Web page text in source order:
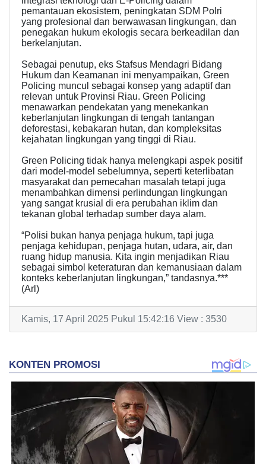
pemantauan ekosistem, peningkatan SDM Polri
yang profesional dan berwawasan lingkungan, dan
penegakan hukum ekologis secara berkeadilan dan
berkelanjutan.
Sebagai penutup, eks Stafsus Mendagri Bidang
Hukum dan Keamanan ini menyampaikan, Green
Policing muncul sebagai konsep yang adaptif dan
relevan untuk Provinsi Riau. Green Policing
menawarkan pendekatan yang menekankan
keberlanjutan lingkungan di tengah tantangan
deforestasi, kebakaran hutan, dan kompleksitas
kejahatan lingkungan yang tinggi di Riau.
Green Policing tidak hanya melengkapi aspek positif
dari model-model sebelumnya, seperti keterlibatan
masyarakat dan pemecahan masalah tetapi juga
menambahkan dimensi perlindungan lingkungan
yang sangat krusial di era perubahan iklim dan
tekanan global terhadap sumber daya alam.
“Polisi bukan hanya penjaga hukum, tapi juga
penjaga kehidupan, penjaga hutan, udara, air, dan
ruang hidup manusia. Kita ingin menjadikan Riau
sebagai simbol keteraturan dan kemanusiaan dalam
konteks keberlanjutan lingkungan,” tandasnya.***
(Arl)
Kamis, 17 April 2025 Pukul 15:42:16 View : 3530